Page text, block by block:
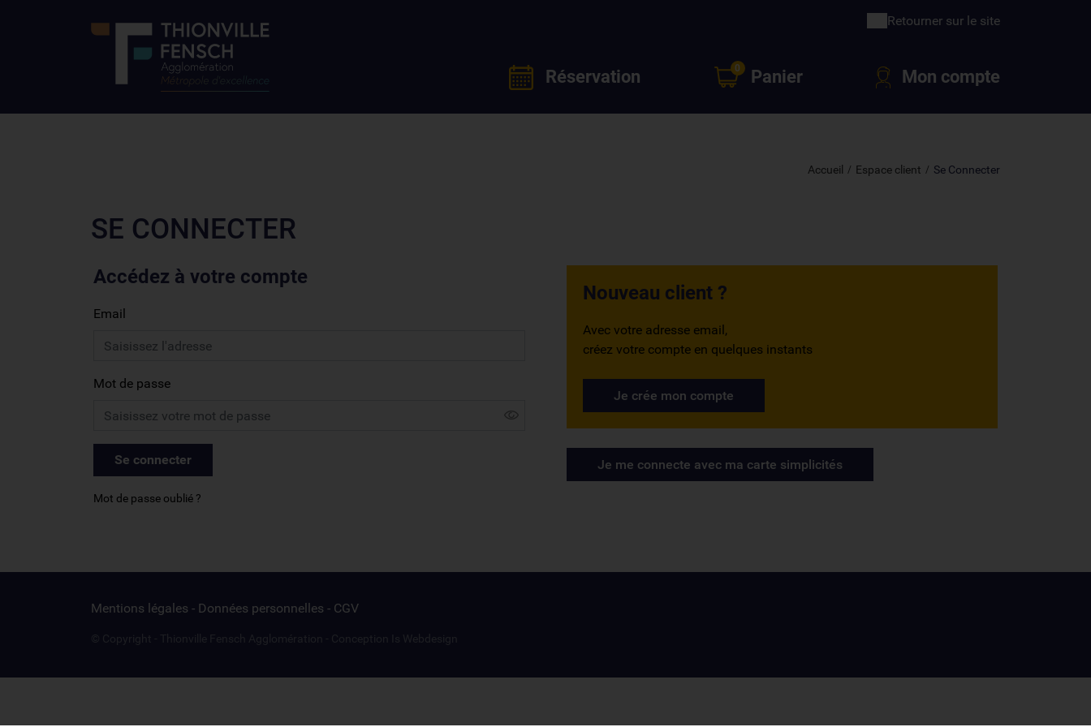
Réservation Panier
0 Mon compte
Retourner sur le site
Accueil Espace client Se Connecter
SE CONNECTER
Accédez à votre compte
Email
Mot de passe
Se connecter
Mot de passe oublié
Nouveau client ?
Avec votre adresse email,
créez votre compte en quelques instants
Je crée mon compte
Je me connecte avec ma carte simplicités
Mentions légales - Données personnelles - CGV